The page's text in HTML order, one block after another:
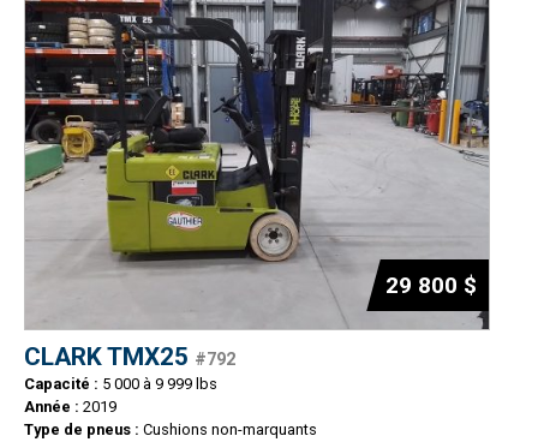
29 800 $
CLARK TMX25 #792
Capacité : 5 000 à 9 999 lbs
Année : 2019
Type de pneus : Cushions non-marquants